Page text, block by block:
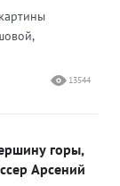
13544
горы,
Арсений